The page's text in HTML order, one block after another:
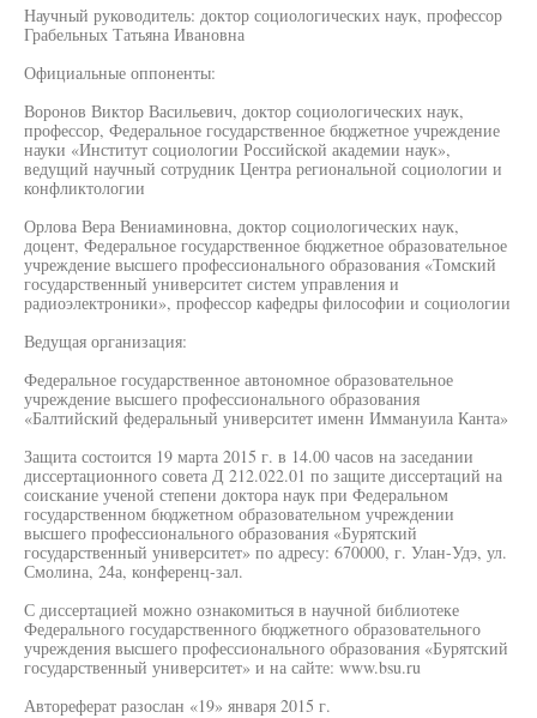
Научный руководитель: доктор социологических наук, профессор
Грабельных Татьяна Ивановна
Официальные оппоненты:
Воронов Виктор Васильевич, доктор социологических наук,
профессор, Федеральное государственное бюджетное учреждение
науки «Институт социологии Российской академии наук»,
ведущий научный сотрудник Центра региональной социологии и
конфликтологии
Орлова Вера Вениаминовна, доктор социологических наук,
доцент, Федеральное государственное бюджетное образовательное
учреждение высшего профессионального образования «Томский
государственный университет систем управления и
радиоэлектроники», профессор кафедры философии и социологии
Ведущая организация:
Федеральное государственное автономное образовательное
учреждение высшего профессионального образования
«Балтийский федеральный университет именн Иммануила Канта»
Защита состоится 19 марта 2015 г. в 14.00 часов на заседании
диссертационного совета Д 212.022.01 по защите диссертаций на
соискание ученой степени доктора наук при Федеральном
государственном бюджетном образовательном учреждении
высшего профессионального образования «Бурятский
государственный университет» по адресу: 670000, г. Улан-Удэ, ул.
Смолина, 24а, конференц-зал.
С диссертацией можно ознакомиться в научной библиотеке
Федерального государственного бюджетного образовательного
учреждения высшего профессионального образования «Бурятский
государственный университет» и на сайте: www.bsu.ru
Автореферат разослан «19» января 2015 г.